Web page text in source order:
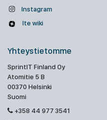
Instagram
Ite wiki
Yhteystietomme
SprintIT Finland Oy
Atomitie 5 B
00370 Helsinki
Suomi
+358 44 977 3541